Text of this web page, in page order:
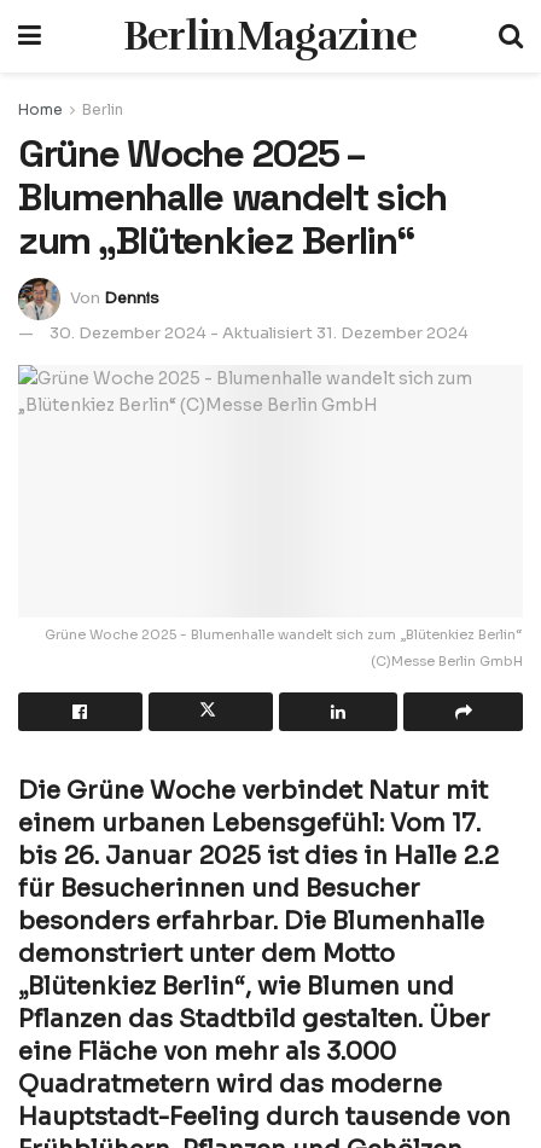
BerlinMagazine
Home Berlin
Grüne Woche 2025 –
Blumenhalle wandelt sich
zum „Blütenkiez Berlin“
Von Dennis
30. Dezember 2024 - Aktualisiert 31. Dezember 2024
Grüne Woche 2025 - Blumenhalle wandelt sich zum „Blütenkiez Berlin“
(C)Messe Berlin GmbH
Die Grüne Woche verbindet Natur mit
einem urbanen Lebensgefühl: Vom 17.
bis 26. Januar 2025 ist dies in Halle 2.2
für Besucherinnen und Besucher
besonders erfahrbar. Die Blumenhalle
demonstriert unter dem Motto
„Blütenkiez Berlin“, wie Blumen und
Pflanzen das Stadtbild gestalten. Über
eine Fläche von mehr als 3.000
Quadratmetern wird das moderne
Hauptstadt-Feeling durch tausende von